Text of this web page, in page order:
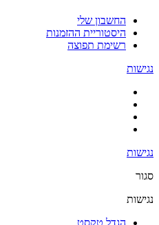
החשבון שלי
היסטוריית ההזמנות
רשימת תפוצה
נגישות
נגישות
סגור
נגישות